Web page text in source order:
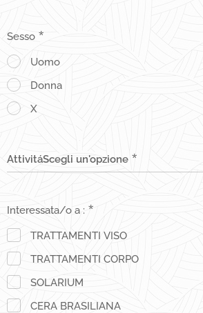
Sesso
Uomo
Donna
X
AttivitáScegli un'opzione
Interessata/o a :
TRATTAMENTI VISO
TRATTAMENTI CORPO
SOLARIUM
CERA BRASILIANA